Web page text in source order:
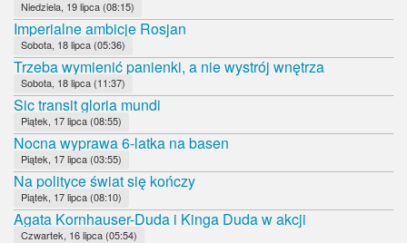
Niedziela, 19 lipca (08:15)
Imperialne ambicje Rosjan
Sobota, 18 lipca (05:36)
Trzeba wymienić panienki, a nie wystrój wnętrza
Sobota, 18 lipca (11:37)
Sic transit gloria mundi
Piątek, 17 lipca (08:55)
Nocna wyprawa 6-latka na basen
Piątek, 17 lipca (03:55)
Na polityce świat się kończy
Piątek, 17 lipca (08:10)
Agata Kornhauser-Duda i Kinga Duda w akcji
Czwartek, 16 lipca (05:54)